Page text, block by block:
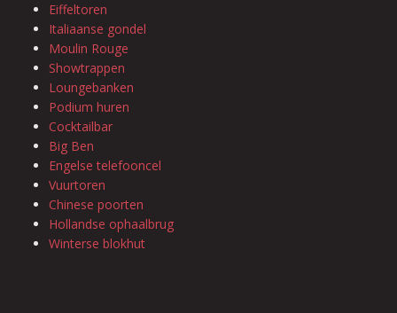
Eiffeltoren
Italiaanse gondel
Moulin Rouge
Showtrappen
Loungebanken
Podium huren
Cocktailbar
Big Ben
Engelse telefooncel
Vuurtoren
Chinese poorten
Hollandse ophaalbrug
Winterse blokhut